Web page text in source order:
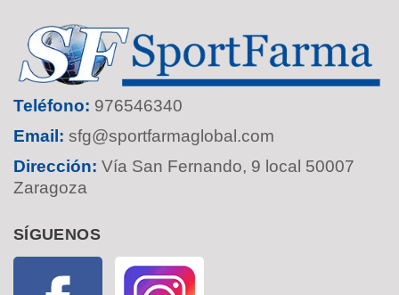
Teléfono: 976546340
Email: sfg@sportfarmaglobal.com
Dirección: Vía San Fernando, 9 local 50007
Zaragoza
SÍGUENOS
Facebook